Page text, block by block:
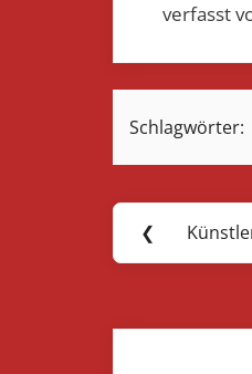
verfasst
Schlagwörter:
❮